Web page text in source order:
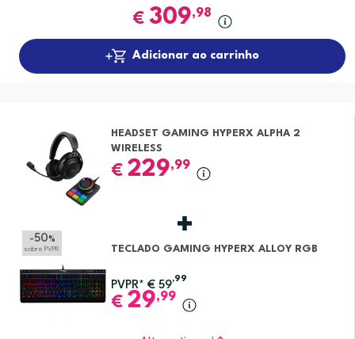
€ 309,98
Adicionar ao carrinho
HEADSET GAMING HYPERX ALPHA 2
WIRELESS
€ 229,99
-50 %
sobre PVPR TECLADO GAMING HYPERX ALLOY RGB
PVPR* € 59
,99
€ 29,99